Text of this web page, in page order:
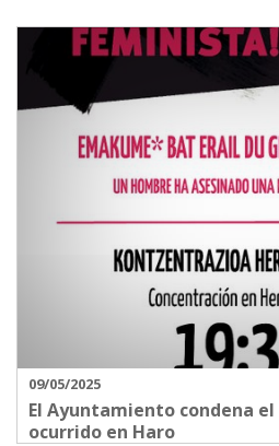
09/05/2025
El Ayuntamiento condena
ocurrido en Haro